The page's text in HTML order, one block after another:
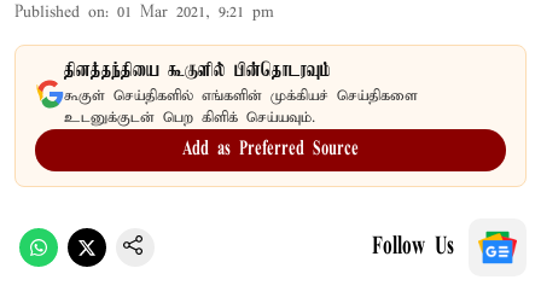
Published on: 01 Mar 2021, 9:21 pm
தினத்தந்தியை கூகுளில் பின்தொடரவும்
கூகுள் செய்திகளில் எங்களின் முக்கியச் செய்திகளை
உடனுக்குடன் பெற கிளிக் செய்யவும்.
Add as Preferred Source
Follow Us